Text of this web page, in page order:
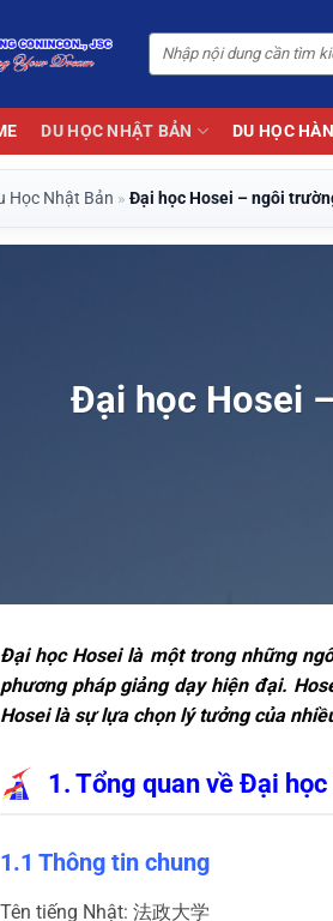
DU HỌC NHẬT BẢN DU HỌC
Học Nhật Bản » Đại học Hosei – ngôi
Đại học Hosei
Đại học Hosei là một trong những
phương pháp giảng dạy hiện đại.
Hosei là sự lựa chọn lý tưởng của
1. Tổng quan về Đại
1.1 Thông tin chung
Tên tiếng Nhật: 法政大学